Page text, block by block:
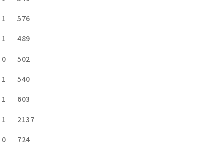
1
576
1
489
0
502
1
540
1
603
1
2137
0
724